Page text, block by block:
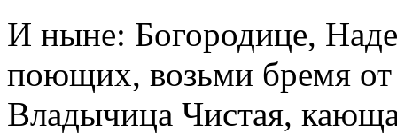
И ныне: Богородице,
поющих, возьми бремя от
Владычица Чистая,